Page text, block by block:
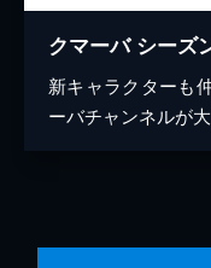
クマーバ シーズ
新キャラクターも
ーバチャンネルが